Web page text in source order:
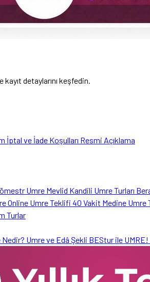
kayıt detaylarını keşfedin.
İptal ve İade Koşulları Resmi Açıklama
Umre Mevlid Kandili Umre Turları
Online Umre Teklifi 40 Vakit Medine Umre
Turlar
Umre ve Edâ Şekli BEStur ile UMRE!